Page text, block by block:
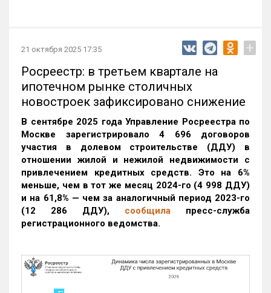
21 октября 2025 17:35 +
Росреестр: в третьем квартале на
ипотечном рынке столичных
новостроек зафиксировано снижение
В сентябре 2025 года Управление Росреестра по
Москве зарегистрировало 4 696 договоров
участия в долевом строительстве (ДДУ) в
отношении жилой и нежилой недвижимости с
привлечением кредитных средств. Это на 6%
меньше, чем в тот же месяц 2024-го (4 998 ДДУ)
и на 61,8% — чем за аналогичный период 2023-го
(12 286 ДДУ), сообщила пресс-служба
регистрационного ведомства.